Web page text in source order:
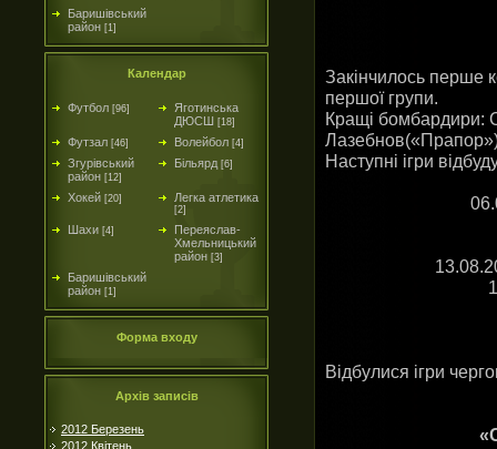
Баришівський
район [1]
Календар
Футбол [96]
Яготинська
ДЮСШ [18]
Футзал [46] Волейбол [4]
Згурівський
район [12]
Більярд [6]
Хокей [20] Легка атлетика
[2]
Шахи [4]
Переяслав-
Хмельницький
район [3]
Баришівський
район [1]
Форма входу
Архів записів
2012 Березень
2012 Квітень
Закінчилось перше
першої групи.
Кращі бомбардири:
Наступні ігри
Відбулися ігри